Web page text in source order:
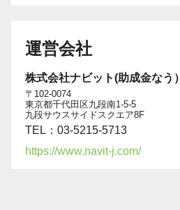
運営会社
株式会社ナビット(助成金なう）
〒102-0074
東京都千代田区九段南1-5-5
九段サウスサイドスクエア8F
TEL：03-5215-5713
https://www.navit-j.com/